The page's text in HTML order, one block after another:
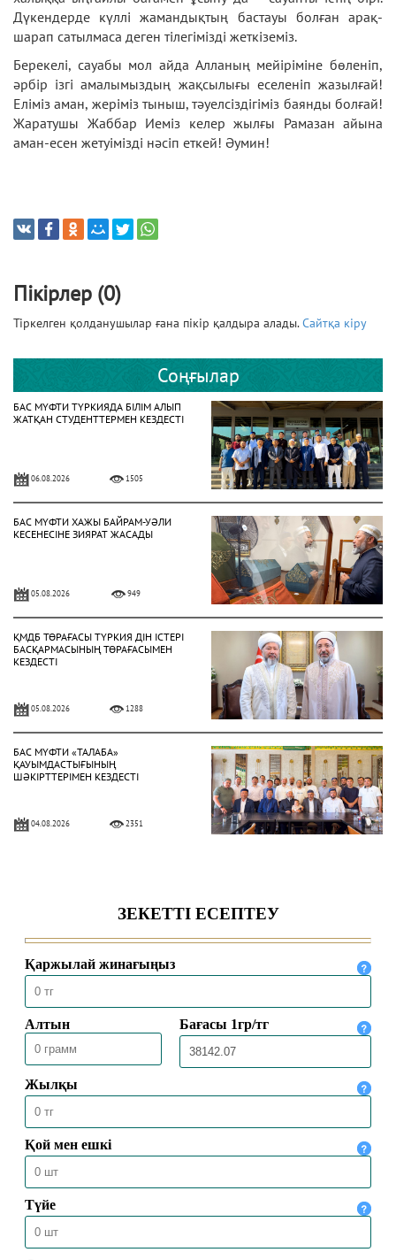
Дүкендерде күллі жамандықтың бастауы болған арақ-
шарап сатылмаса деген тілегімізді жеткіземіз.
Берекелі, сауабы мол айда Алланың мейіріміне бөленіп,
әрбір ізгі амалымыздың жақсылығы еселеніп жазылғай!
Еліміз аман, жеріміз тыныш, тәуелсіздігіміз баянды болғай!
Жаратушы Жаббар Иеміз келер жылғы Рамазан айына
аман-есен жетуімізді нәсіп еткей! Әумин!
Пікірлер (0)
Тіркелген қолданушылар ғана пікір қалдыра алады.Сайтқа кіру
Соңғылар
БАС МҮФТИ ТҮРКИЯДА БІЛІМ АЛЫП
ЖАТҚАН СТУДЕНТТЕРМЕН КЕЗДЕСТІ
06.08.2026 1505
БАС МҮФТИ ХАЖЫ БАЙРАМ-УӘЛИ
КЕСЕНЕСІНЕ ЗИЯРАТ ЖАСАДЫ
05.08.2026 949
ҚМДБ ТӨРАҒАСЫ ТҮРКИЯ ДІН ІСТЕРІ
БАСҚАРМАСЫНЫҢ ТӨРАҒАСЫМЕН
КЕЗДЕСТІ
05.08.2026 1288
БАС МҮФТИ «ТАЛАБА»
ҚАУЫМДАСТЫҒЫНЫҢ
ШӘКІРТТЕРІМЕН КЕЗДЕСТІ
04.08.2026 2351
04.08.2026 2070
БАС МҮФТИ ТӨРАЛҚА МӘЖІЛІСІН
ӨТКІЗДІ
31.07.2026